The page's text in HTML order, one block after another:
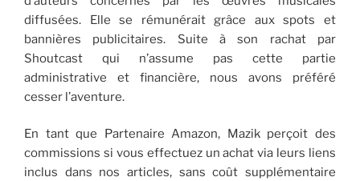
diffusées. Elle se rémunérait grâce aux spots et
bannières publicitaires. Suite à son rachat par
Shoutcast qui n’assume pas cette partie
administrative et financière, nous avons préféré
cesser l’aventure.
En tant que Partenaire Amazon, Mazik perçoit des
commissions si vous effectuez un achat via leurs liens
inclus dans nos articles, sans coût supplémentaire